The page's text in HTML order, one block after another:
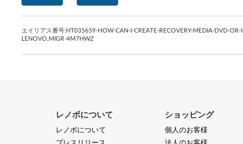
エイリアス番号:HT035659-HOW-CAN-I-CREATE-RECOVERY-MEDIA-DVD-
LENOVO,MIGR-4M7HWZ
レノボについて
レノボについて
ショッピング
個人のお客様